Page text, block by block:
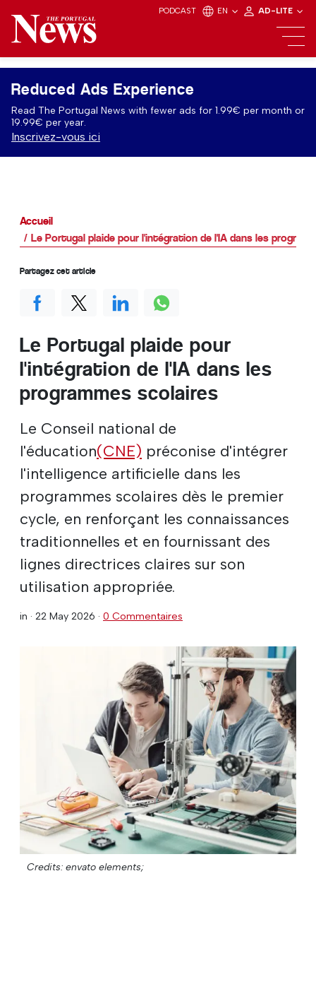
PODCAST EN AD-LITE
Reduced Ads Experience
Read The Portugal News with fewer ads for 1.99€ per month or
19.99€ per year.
Inscrivez-vous ici
Accueil
Le Portugal plaide pour l'intégration de l'IA dans les
Le Portugal plaide pour
l'intégration de l'IA dans les
programmes scolaires
Le Conseil national de
l'éducation(CNE) préconise d'intégrer
l'intelligence artificielle dans les
programmes scolaires dès le premier
cycle, en renforçant les connaissances
traditionnelles et en fournissant des
lignes directrices claires sur son
utilisation appropriée.
in · 22 May 2026 · 0 Commentaires
Credits: envato elements;
Partagez cet article